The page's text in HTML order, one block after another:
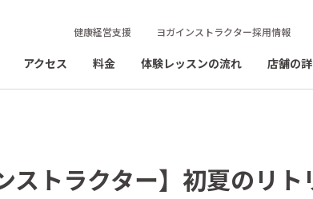
健康経営支援 ヨガインストラクター採用情報
アクセス 料金 体験レッスンの流れ 店舗の
ストラクター】初夏のリ